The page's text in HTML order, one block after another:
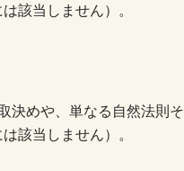
該当しません）。
決めや、単なる自然法則そ
該当しません）。